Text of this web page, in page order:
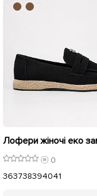
0
363738394041